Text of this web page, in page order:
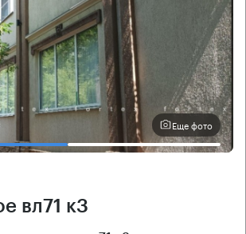
Еще фото
вл71 к3